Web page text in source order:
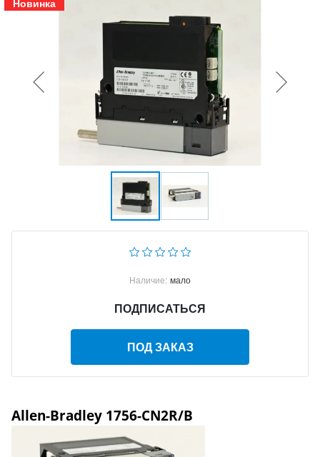
Новинка
Наличие: мало
ПОДПИСАТЬСЯ
ПОД ЗАКАЗ
Allen-Bradley 1756-CN2R/B